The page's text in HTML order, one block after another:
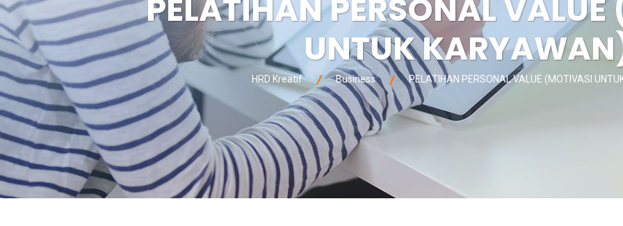
PELATIHAN PERSONAL
UNTUK
HRD Kreatif Business PELATIHAN PERSONAL VALUE (MOTIVASI